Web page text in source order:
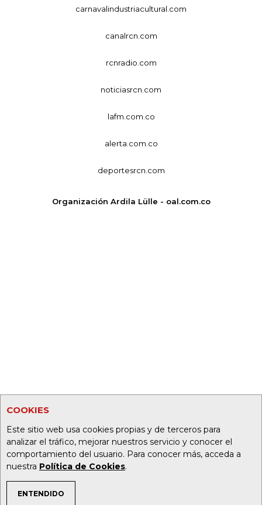
COOKIES
Este sitio web usa cookies propias y de terceros para
analizar el tráfico, mejorar nuestros servicio y conocer el
comportamiento del usuario. Para conocer más, acceda a
nuestra Política de Cookies.
ENTENDIDO
carnavalindustriacultural.com
canalrcn.com
rcnradio.com
noticiasrcn.com
lafm.com.co
alerta.com.co
deportesrcn.com
Organización Ardila Lülle - oal.com.co